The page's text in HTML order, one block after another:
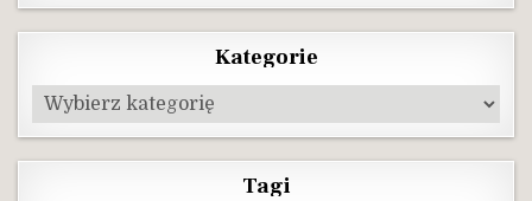
Kategorie
Kategorie
Tagi